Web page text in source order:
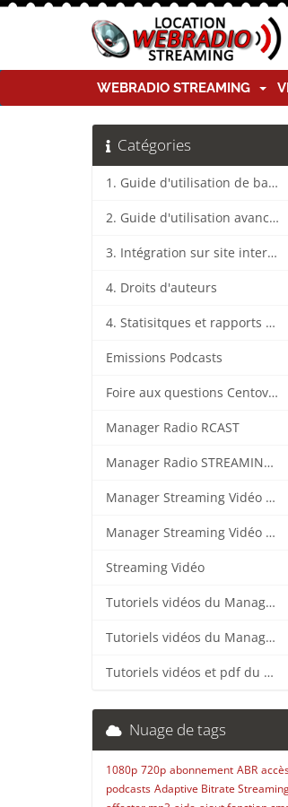
WEBRADIO STREAMING
Catégories
1. Guide d'utilisation de base CentovaCast
2. Guide d'utilisation avancée CentovaCast
3. Intégration sur site internet CentovaCast
4. Droits d'auteurs
4. Statisitques et rapports CentovaCast
Emissions Podcasts
Foire aux questions CentovaCast
Manager Radio RCAST
Manager Radio STREAMING CENTER
Manager Streaming Vidéo TVMCP
Manager Streaming Vidéo VDO
Streaming Vidéo
Tutoriels vidéos du Manager Radio CentovaCast
Tutoriels vidéos du Manager Radio STREAMING CENTER
Tutoriels vidéos et pdf du CMS Radio Wordpress + OnAir2/Pro.Radio
Nuage de tags
1080p 720p abonnement ABR
podcasts Adaptive Bitrate